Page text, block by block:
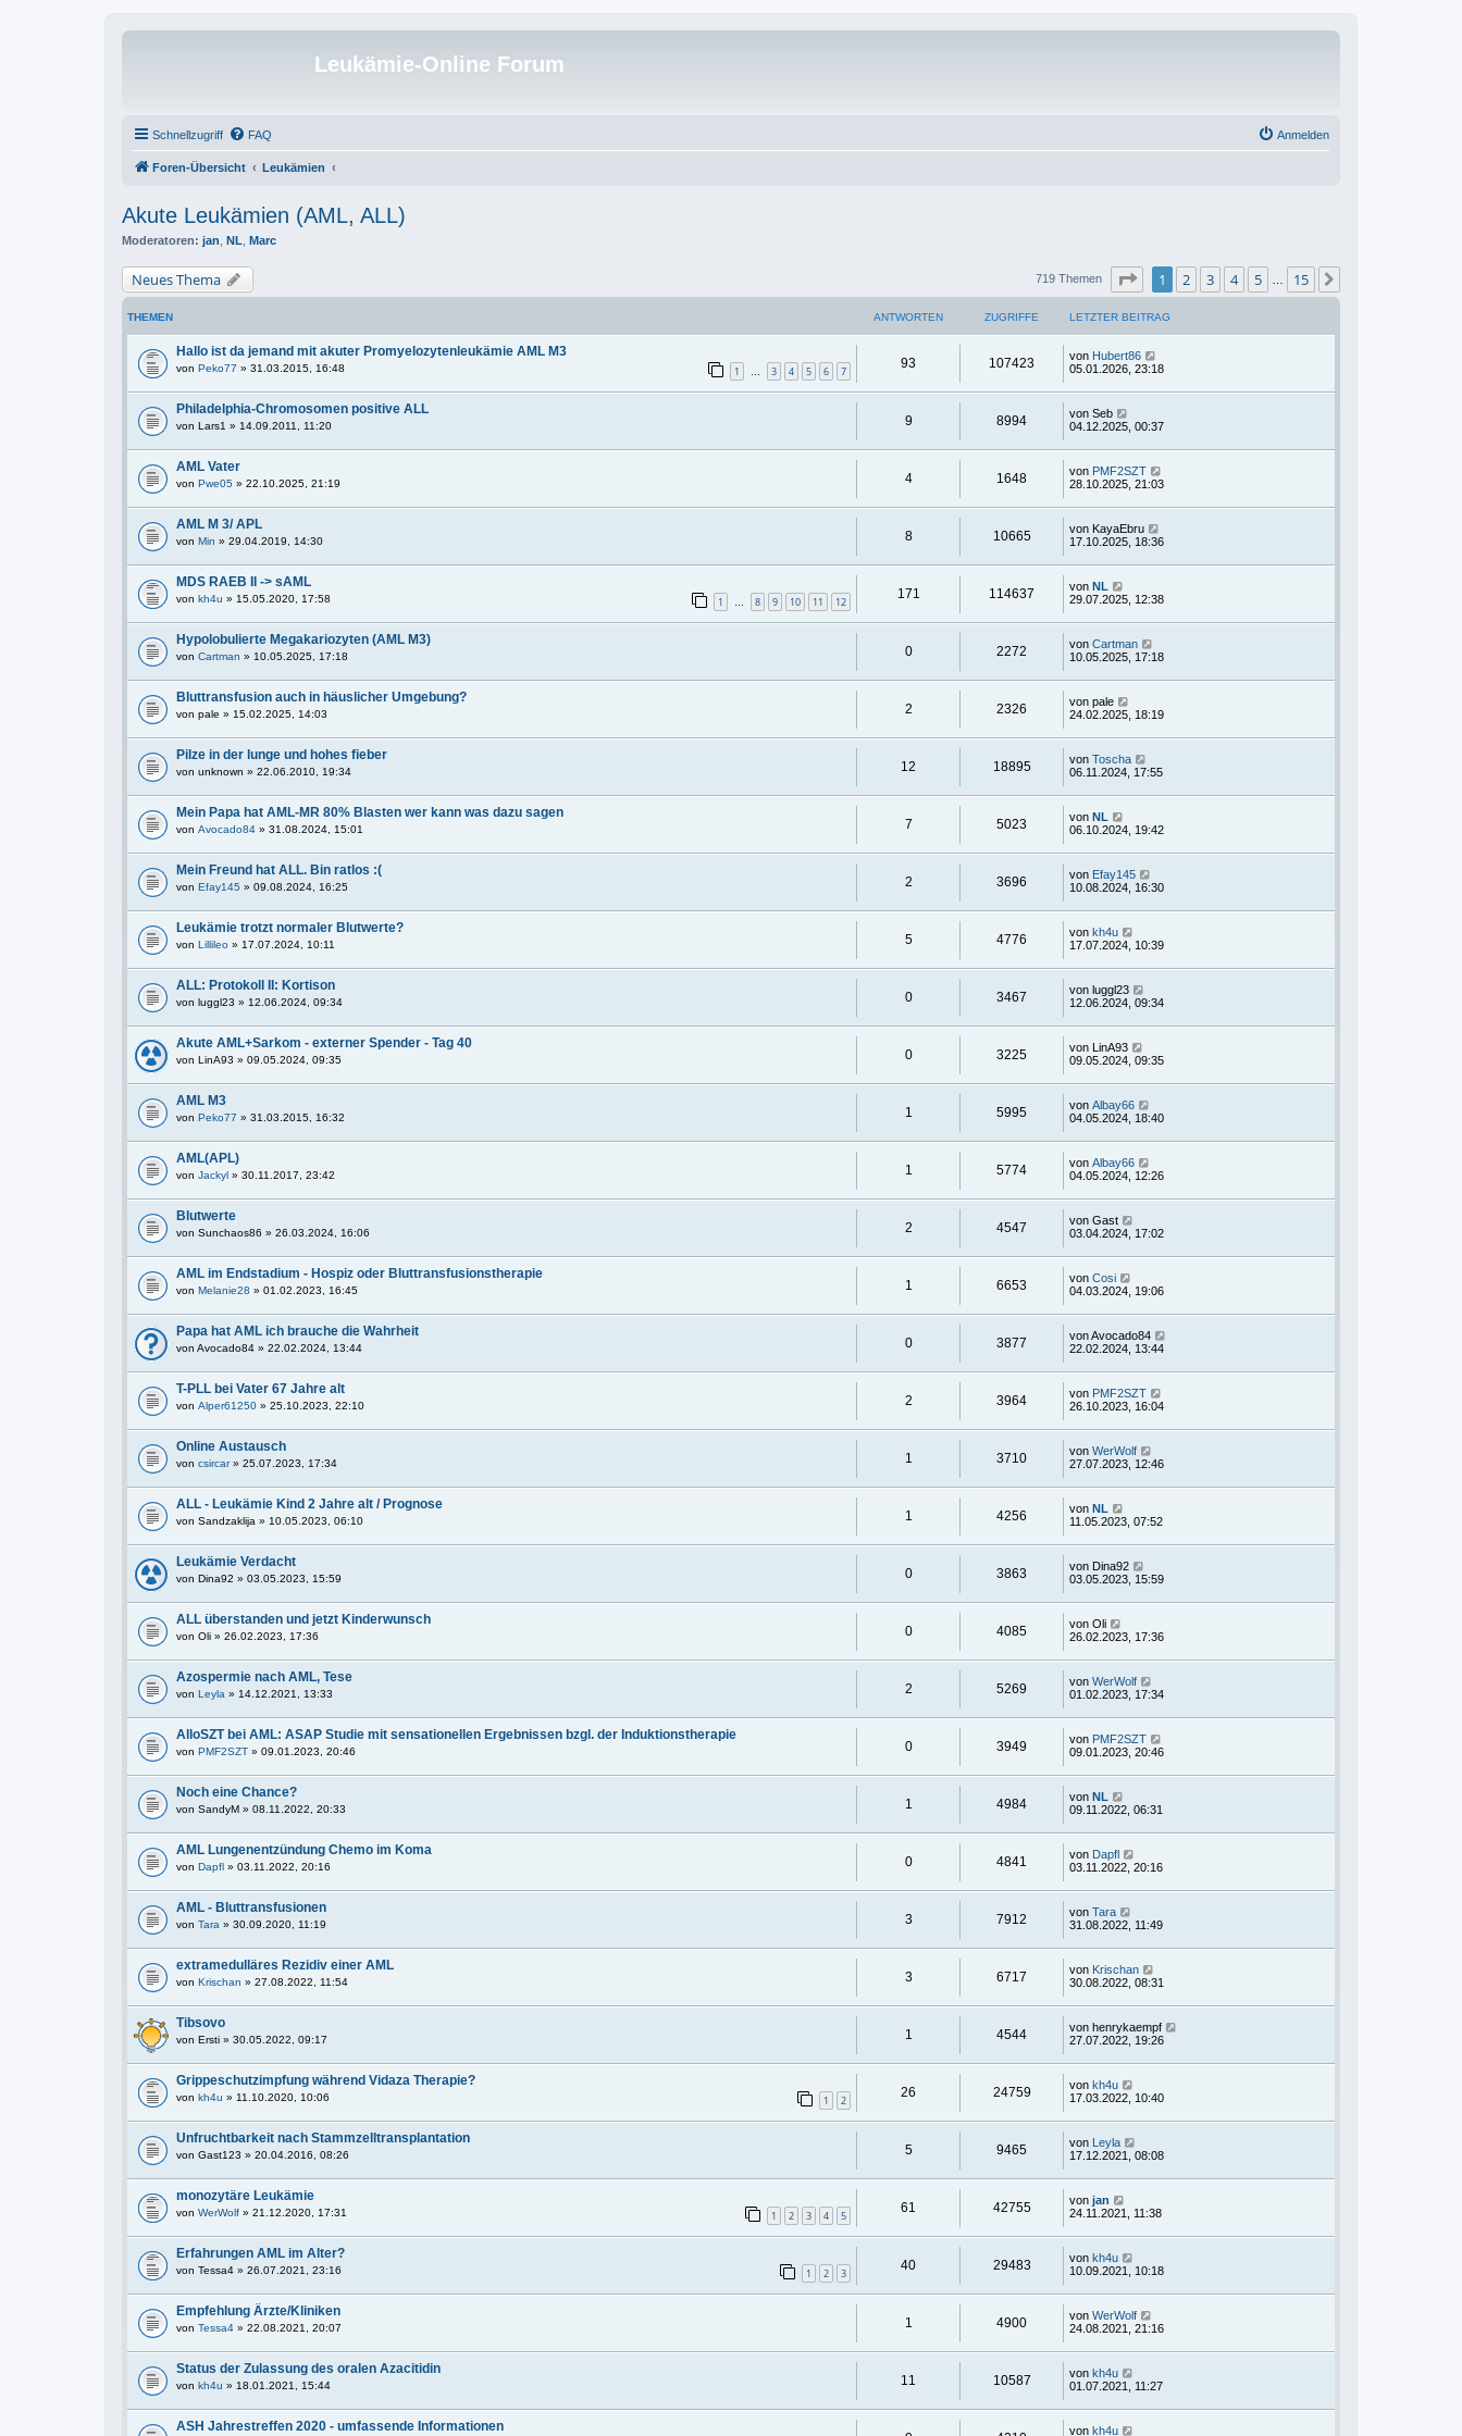
Leukämie-Online Forum
Schnellzugriff FAQ Anmelden
Foren-Übersicht Leukämien
Akute Leukämien (AML, ALL)
Moderatoren: jan NL Marc
Neues Thema 719 Themen Seite von15
1 2 3 4 5 15
THEMEN ANTWORTEN ZUGRIFFE LETZTER BEITRAG
Hallo ist da jemand mit akuter Promyelozytenleukämie AML M3
von Peko77 » 31.03.2015, 16:48 1 … 3 4 5 6 7
93 107423 von Hubert86
05.01.2026, 23:18
Philadelphia-Chromosomen positive ALL
von Lars1 » 14.09.2011, 11:20 9 8994 von Seb
04.12.2025, 00:37
AML Vater
von Pwe05 » 22.10.2025, 21:19 4 1648 von PMF2SZT
28.10.2025, 21:03
AML M 3/ APL
von Min » 29.04.2019, 14:30 8 10665 von KayaEbru
17.10.2025, 18:36
MDS RAEB II -> sAML
von kh4u » 15.05.2020, 17:58 1 … 8 9 10 11 12
171 114637 von NL
29.07.2025, 12:38
Hypolobulierte Megakariozyten (AML M3)
von Cartman » 10.05.2025, 17:18 0 2272 von Cartman
10.05.2025, 17:18
Bluttransfusion auch in häuslicher Umgebung?
von pale » 15.02.2025, 14:03 2 2326 von pale
24.02.2025, 18:19
Pilze in der lunge und hohes fieber
von unknown » 22.06.2010, 19:34 12 18895 von Toscha
06.11.2024, 17:55
Mein Papa hat AML-MR 80% Blasten wer kann was dazu sagen
von Avocado84 » 31.08.2024, 15:01 7 5023 von NL
06.10.2024, 19:42
Mein Freund hat ALL. Bin ratlos :(
von Efay145 » 09.08.2024, 16:25 2 3696 von Efay145
10.08.2024, 16:30
Leukämie trotzt normaler Blutwerte?
von Lillileo » 17.07.2024, 10:11 5 4776 von kh4u
17.07.2024, 10:39
ALL: Protokoll II: Kortison
von luggl23 » 12.06.2024, 09:34 0 3467 von luggl23
12.06.2024, 09:34
Akute AML+Sarkom - externer Spender - Tag 40
von LinA93 » 09.05.2024, 09:35 0 3225 von LinA93
09.05.2024, 09:35
AML M3
von Peko77 » 31.03.2015, 16:32 1 5995 von Albay66
04.05.2024, 18:40
AML(APL)
von Jackyl » 30.11.2017, 23:42 1 5774 von Albay66
04.05.2024, 12:26
Blutwerte
von Sunchaos86 » 26.03.2024, 16:06 2 4547 von Gast
03.04.2024, 17:02
AML im Endstadium - Hospiz oder Bluttransfusionstherapie
von Melanie28 » 01.02.2023, 16:45 1 6653 von Cosi
04.03.2024, 19:06
Papa hat AML ich brauche die Wahrheit
von Avocado84 » 22.02.2024, 13:44 0 3877 vonAvocado84
22.02.2024, 13:44
T-PLL bei Vater 67 Jahre alt
von Alper61250 » 25.10.2023, 22:10 2 3964 von PMF2SZT
26.10.2023, 16:04
Online Austausch
von csircar» 25.07.2023, 17:34 1 3710 von WerWolf
27.07.2023, 12:46
ALL - Leukämie Kind 2 Jahre alt / Prognose
von Sandzaklija » 10.05.2023, 06:10 1 4256 von NL
11.05.2023, 07:52
Leukämie Verdacht
von Dina92 » 03.05.2023, 15:59 0 3863 von Dina92
03.05.2023, 15:59
ALL überstanden und jetzt Kinderwunsch
von Oli » 26.02.2023, 17:36 0 4085 von Oli
26.02.2023, 17:36
Azospermie nach AML, Tese
von Leyla » 14.12.2021, 13:33 2 5269 von WerWolf
01.02.2023, 17:34
AlloSZT bei AML: ASAP Studie mit sensationellen Ergebnissen bzgl. der Induktionstherapie
von PMF2SZT » 09.01.2023, 20:46 0 3949 von PMF2SZT
09.01.2023, 20:46
Noch eine Chance?
von SandyM » 08.11.2022, 20:33 1 4984 von NL
09.11.2022, 06:31
AML Lungenentzündung Chemo im Koma
von Dapfl » 03.11.2022, 20:16 0 4841 von Dapfl
03.11.2022, 20:16
AML - Bluttransfusionen
von Tara » 30.09.2020, 11:19 3 7912 von Tara
31.08.2022, 11:49
extramedulläres Rezidiv einer AML
von Krischan » 27.08.2022, 11:54 3 6717 von Krischan
30.08.2022, 08:31
Tibsovo
von Ersti » 30.05.2022, 09:17 1 4544 von henrykaempf
27.07.2022, 19:26
Grippeschutzimpfung während Vidaza Therapie?
von kh4u » 11.10.2020, 10:06 1 2
26 24759 von kh4u
17.03.2022, 10:40
Unfruchtbarkeit nach Stammzelltransplantation
von Gast123 » 20.04.2016, 08:26 5 9465 von Leyla
17.12.2021, 08:08
monozytäre Leukämie
von WerWolf » 21.12.2020, 17:31 1 2 3 4 5
61 42755 von jan
24.11.2021, 11:38
Erfahrungen AML im Alter?
von Tessa4 » 26.07.2021, 23:16 1 2 3
40 29483 von kh4u
10.09.2021, 10:18
Empfehlung Ärzte/Kliniken
von Tessa4 » 22.08.2021, 20:07 1 4900 von WerWolf
24.08.2021, 21:16
Status der Zulassung des oralen Azacitidin
von kh4u » 18.01.2021, 15:44 11 10587 von kh4u
01.07.2021, 11:27
ASH Jahrestreffen 2020 - umfassende Informationen von kh4u